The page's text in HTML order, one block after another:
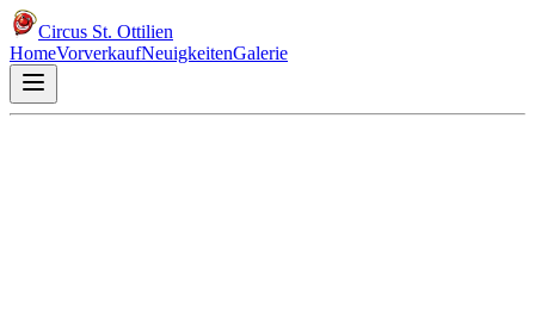
Circus St. Ottilien
HomeVorverkaufNeuigkeitenGalerie